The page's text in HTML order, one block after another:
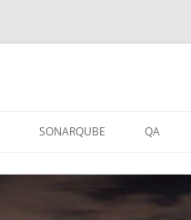
SONARQUBE QA